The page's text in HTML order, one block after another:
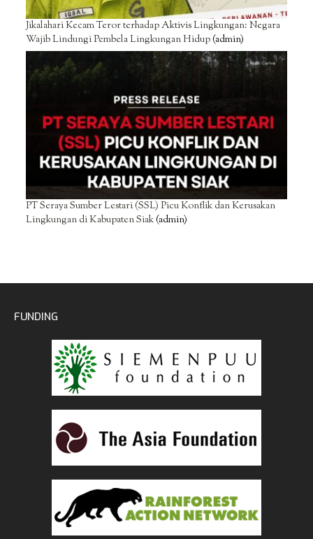
Jikalahari Kecam Teror terhadap Aktivis Lingkungan: Negara
Wajib Lindungi Pembela Lingkungan Hidup(admin)
PT Seraya Sumber Lestari (SSL) Picu Konflik dan Kerusakan
Lingkungan di Kabupaten Siak(admin)
FUNDING